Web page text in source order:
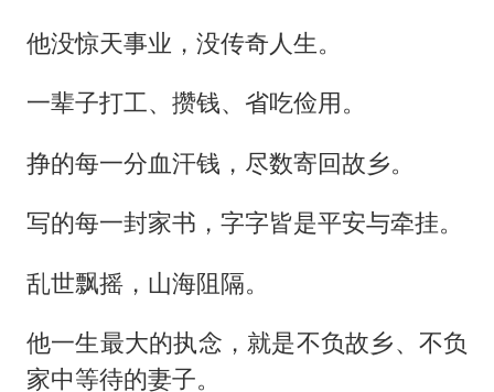
他没惊天事业，没传奇人生。
一辈子打工、攒钱、省吃俭用。
挣的每一分血汗钱，尽数寄回故乡。
写的每一封家书，字字皆是平安与牵挂。
乱世飘摇，山海阻隔。
他一生最大的执念，就是不负故乡、不负
家中等待的妻子。